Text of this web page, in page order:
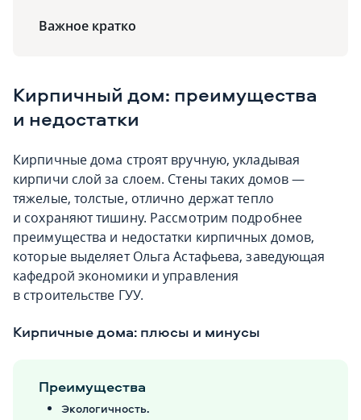
Важное кратко
Кирпичный дом: преимущества
и недостатки
Кирпичные дома строят вручную, укладывая
кирпичи слой за слоем. Стены таких домов —
тяжелые, толстые, отлично держат тепло
и сохраняют тишину. Рассмотрим подробнее
преимущества и недостатки кирпичных домов,
которые выделяет Ольга Астафьева, заведующая
кафедрой экономики и управления
в строительстве ГУУ.
Кирпичные дома: плюсы и минусы
Преимущества
Экологичность.